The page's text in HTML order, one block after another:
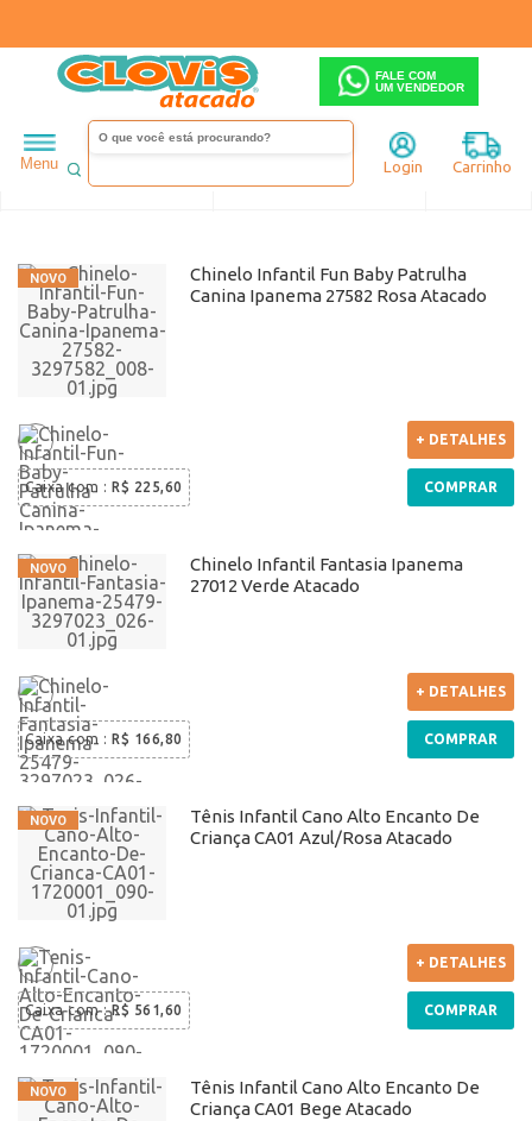
FALE COM
UM VENDEDOR
Menu Login Carrinho
Infantil Menina
Ordenar Filtrar
Chinelo Infantil Fun Baby Patrulha
Canina Ipanema 27582 Rosa Atacado
Caixa com : R$ 225,60
+ DETALHES
COMPRAR
Chinelo Infantil Fantasia Ipanema
27012 Verde Atacado
Caixa com : R$ 166,80
+ DETALHES
COMPRAR
Tênis Infantil Cano Alto Encanto De
Criança CA01 Azul/Rosa Atacado
Caixa com:R$ 561,60
+ DETALHES
COMPRAR
Tênis Infantil Cano Alto Encanto De
Criança CA01 Bege Atacado